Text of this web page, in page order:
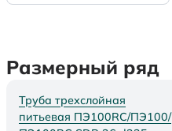
Размерный ряд
Труба трехслойная
питьевая ПЭ100RC/ПЭ100/